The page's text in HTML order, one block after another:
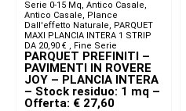
Serie 0-15 Mq, Antico Casale,
Antico Casale, Plance
Dall'effetto Naturale, PARQUET
MAXI PLANCIA INTERA 1 STRIP
DA 20,90 € ​ , Fine Serie
PARQUET PREFINITI –
PAVIMENTI IN ROVERE
JOY – PLANCIA INTERA
– Stock residuo: 1 mq –
Offerta: € 27,60